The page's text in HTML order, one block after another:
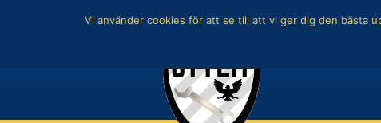
Vi använder cookies för att se till att vi ger dig den bästa